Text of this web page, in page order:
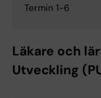
Termin 1-6
Läkare och
Utveckling